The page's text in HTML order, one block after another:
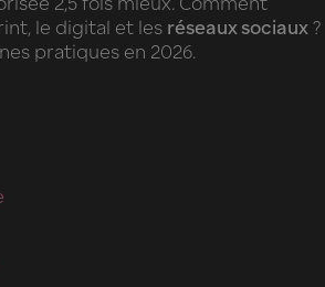
le digital et les réseaux sociaux?
pratiques en 2026.